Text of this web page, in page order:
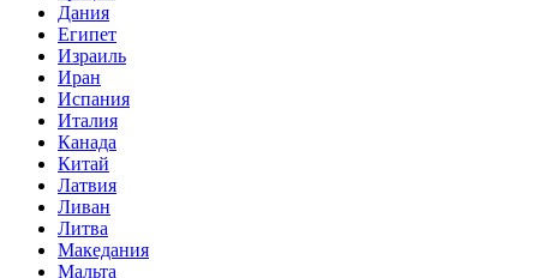
Дания
Египет
Израиль
Иран
Испания
Италия
Канада
Китай
Латвия
Ливан
Литва
Македания
Мальта